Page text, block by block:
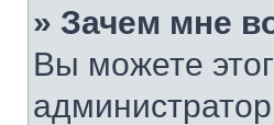
» Зачем мне
Вы можете